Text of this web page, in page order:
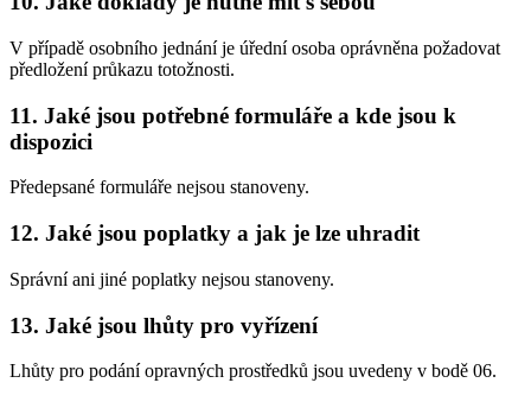
V případě osobního jednání je úřední osoba oprávněna požadovat
předložení průkazu totožnosti.
11. Jaké jsou potřebné formuláře a kde jsou k
dispozici
Předepsané formuláře nejsou stanoveny.
12. Jaké jsou poplatky a jak je lze uhradit
Správní ani jiné poplatky nejsou stanoveny.
13. Jaké jsou lhůty pro vyřízení
Lhůty pro podání opravných prostředků jsou uvedeny v bodě 06.